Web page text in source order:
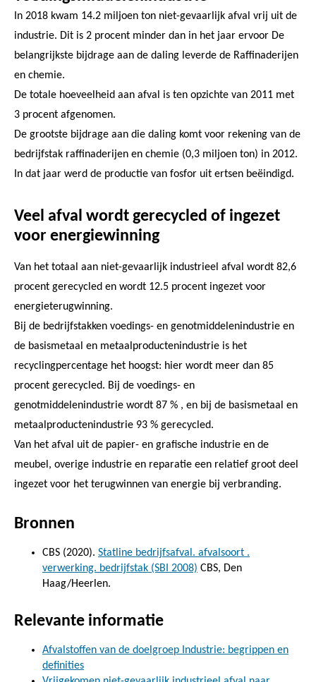
In 2018 kwam 14.2 miljoen ton niet-gevaarlijk afval vrij uit de
industrie. Dit is 2 procent minder dan in het jaar ervoor De
belangrijkste bijdrage aan de daling leverde de Raffinaderijen
en chemie.
De totale hoeveelheid aan afval is ten opzichte van 2011 met
3 procent afgenomen.
De grootste bijdrage aan die daling komt voor rekening van de
bedrijfstak raffinaderijen en chemie (0,3 miljoen ton) in 2012.
In dat jaar werd de productie van fosfor uit ertsen beëindigd.
Veel afval wordt gerecycled of ingezet
voor energiewinning
Van het totaal aan niet-gevaarlijk industrieel afval wordt 82,6
procent gerecycled en wordt 12.5 procent ingezet voor
energieterugwinning.
Bij de bedrijfstakken voedings- en genotmiddelenindustrie en
de basismetaal en metaalproductenindustrie is het
recyclingpercentage het hoogst: hier wordt meer dan 85
procent gerecycled. Bij de voedings- en
genotmiddelenindustrie wordt 87 % , en bij de basismetaal en
metaalproductenindustrie 93 % gerecycled.
Van het afval uit de papier- en grafische industrie en de
meubel, overige industrie en reparatie een relatief groot deel
ingezet voor het terugwinnen van energie bij verbranding.
Bronnen
CBS (2020). Statline bedrijfsafval. afvalsoort .
verwerking. bedrijfstak (SBI 2008) CBS, Den
Haag/Heerlen.
Relevante informatie
Afvalstoffen van de doelgroep Industrie: begrippen en
definities